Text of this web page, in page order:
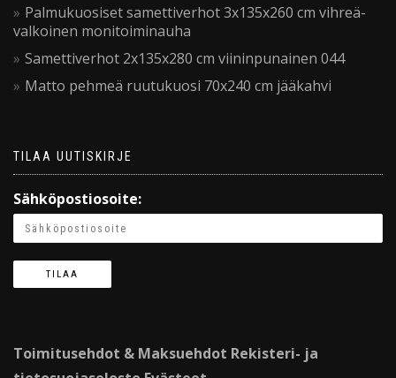
Palmukuosiset samettiverhot 3x135x260 cm vihreä-
valkoinen monitoiminauha
Samettiverhot 2x135x280 cm viininpunainen 044
Matto pehmeä ruutukuosi 70x240 cm jääkahvi
TILAA UUTISKIRJE
Sähköpostiosoite:
Toimitusehdot & Maksuehdot Rekisteri- ja